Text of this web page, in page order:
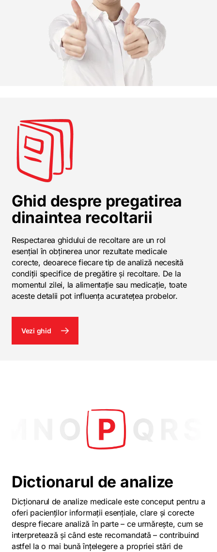
Ghid despre pregatirea
dinaintea recoltarii
Respectarea ghidului de recoltare are un rol
esențial în obținerea unor rezultate medicale
corecte, deoarece fiecare tip de analiză necesită
condiții specifice de pregătire și recoltare. De la
momentul zilei, la alimentație sau medicație, toate
aceste detalii pot influența acuratețea probelor.
Vezi ghid
Dictionarul de analize
Dicționarul de analize medicale este conceput pentru a
oferi pacienților informații esențiale, clare și corecte
despre fiecare analiză în parte – ce urmărește, cum se
interpretează și când este recomandată – contribuind
astfel la o mai bună înțelegere a propriei stări de